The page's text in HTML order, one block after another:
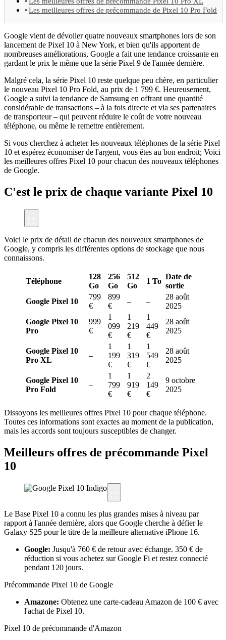
Les meilleures offres de précommande de Pixel 10 Pro Fold
Google vient de dévoiler quatre nouveaux smartphones lors de son
lancement de Pixel 10 à New York, et bien qu'ils apportent de
nombreuses améliorations, Google a fait une tendance croissante en
gardant le prix le même que la série Pixel 9 de l'année dernière.
Malgré cela, la série Pixel 10 reste quelque peu chère, en particulier
le nouveau Pixel 10 Pro Fold, au prix de 1 799 €. Heureusement,
Google a suivi la tendance de Samsung en offrant une quantité
considérable de transactions – à la fois directe et via ses partenaires
de transporteur – qui peuvent réduire le coût de votre nouveau
téléphone, ou même le remettre entièrement.
Si vous cherchez à acheter les nouveaux téléphones de la série Pixel
10 et espérez économiser de l'argent, vous êtes au bon endroit; Voici
les meilleures offres Pixel 10 pour chacun des nouveaux téléphones
de Google.
C'est le prix de chaque variante Pixel 10
Voici le prix de détail de chacun des nouveaux smartphones de
Google, y compris les différentes options de stockage que nous
connaissons.
Téléphone
128
Go
256
Go
512
Go
1 To
Date de
sortie
Google Pixel 10
799
€
899
€
– –
28 août
2025
Google Pixel 10
Pro
999
€
1
099
€
1
219
€
1
449
€
28 août
2025
Google Pixel 10
Pro XL
–
1
199
€
1
319
€
1
549
€
28 août
2025
Google Pixel 10
Pro Fold
–
1
799
€
1
919
€
2
149
€
9 octobre
2025
Dissoyons les meilleures offres Pixel 10 pour chaque téléphone.
Toutes ces informations sont exactes au moment de la publication,
mais les accords sont toujours susceptibles de changer.
Meilleurs offres de précommande Pixel
10
Le Base Pixel 10 a connu les plus grandes mises à niveau par
rapport à l'année dernière, alors que Google cherche à défier le
Galaxy S25 pour le titre de la meilleure alternative iPhone 16.
Google: Jusqu'à 760 € de retour avec échange. 350 € de
réduction si vous achetez sur Google Fi et restez connecté
pendant 120 jours.
Précommande Pixel 10 de Google
Amazone: Obtenez une carte-cadeau Amazon de 100 € avec
l'achat de Pixel 10.
Pixel 10 de précommande d'Amazon